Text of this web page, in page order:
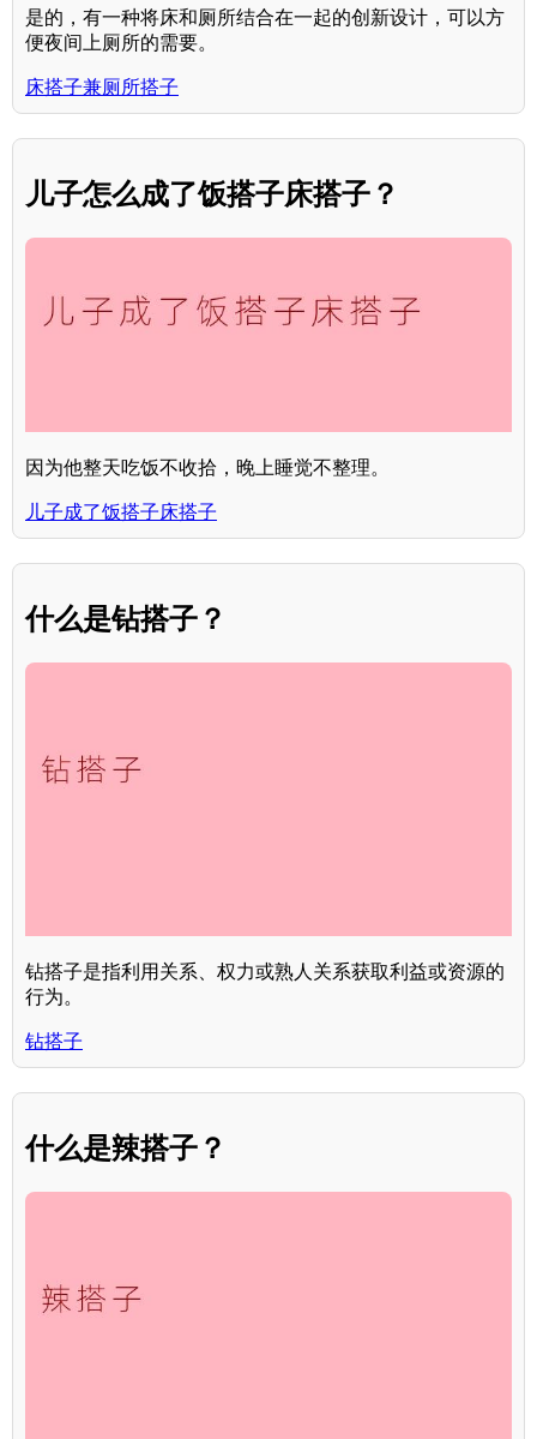
是的，有一种将床和厕所结合在一起的创新设计，可以方
便夜间上厕所的需要。
床搭子兼厕所搭子
儿子怎么成了饭搭子床搭子？
因为他整天吃饭不收拾，晚上睡觉不整理。
儿子成了饭搭子床搭子
什么是钻搭子？
钻搭子是指利用关系、权力或熟人关系获取利益或资源的
行为。
钻搭子
什么是辣搭子？